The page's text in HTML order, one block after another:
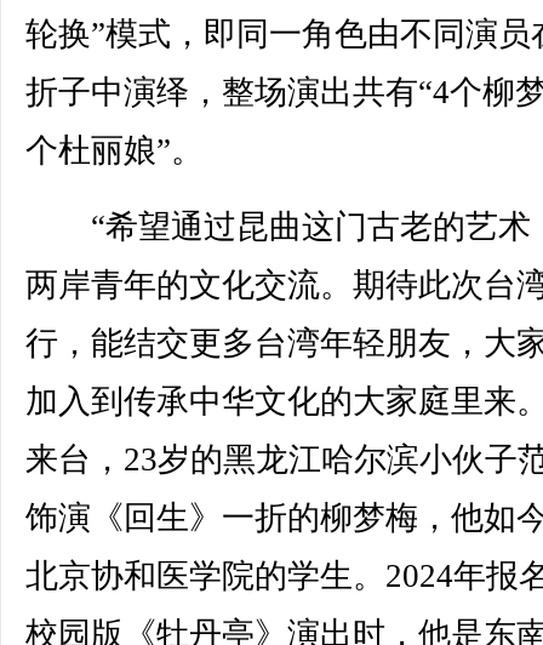
轮换”模式，即同一角色由不同演员
折子中演绎，整场演出共有“4个柳
个杜丽娘”。
“希望通过昆曲这门古老的艺术
两岸青年的文化交流。期待此次台
行，能结交更多台湾年轻朋友，大
加入到传承中华文化的大家庭里来
来台，23岁的黑龙江哈尔滨小伙子
饰演《回生》一折的柳梦梅，他如
北京协和医学院的学生。2024年报
校园版《牡丹亭》演出时，他是东